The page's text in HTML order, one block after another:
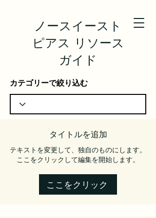
ノースイースト
ピアス リソース
ガイド
カテゴリーで絞り込む
タイトルを追加
テキストを変更して、独自のものにします。
ここをクリックして編集を開始します。
ここをクリック